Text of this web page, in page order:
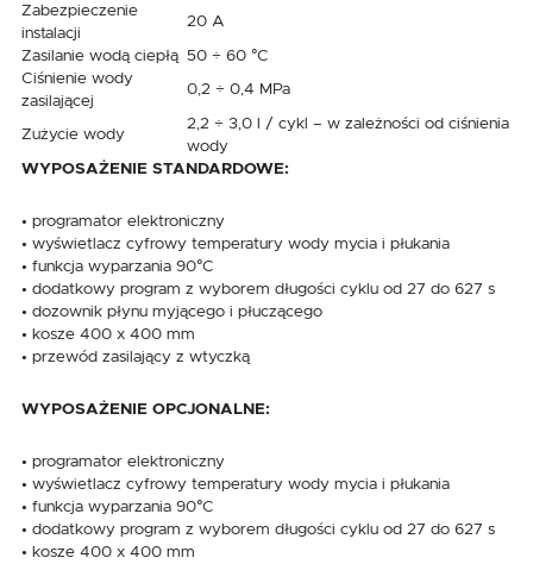
Zabezpieczenie
instalacji
20 A
Zasilanie wodą ciepłą 50 ÷ 60 °C
Ciśnienie wody
zasilającej
0,2 ÷ 0,4 MPa
Zużycie wody
2,2 ÷ 3,0 l / cykl – w zależności od ciśnienia
wody
WYPOSAŻENIE STANDARDOWE:
• programator elektroniczny
• wyświetlacz cyfrowy temperatury wody mycia i płukania
• funkcja wyparzania 90°C
• dodatkowy program z wyborem długości cyklu od 27 do 627 s
• dozownik płynu myjącego i płuczącego
• kosze 400 x 400 mm
• przewód zasilający z wtyczką
WYPOSAŻENIE OPCJONALNE:
• programator elektroniczny
• wyświetlacz cyfrowy temperatury wody mycia i płukania
• funkcja wyparzania 90°C
• dodatkowy program z wyborem długości cyklu od 27 do 627 s
• kosze 400 x 400 mm